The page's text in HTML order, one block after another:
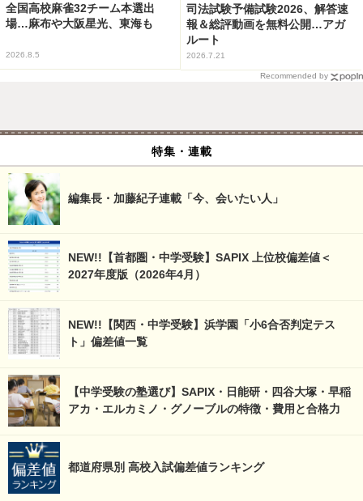
全国高校麻雀32チーム本選出
場…麻布や大阪星光、東海も
2026.8.5
司法試験予備試験2026、解答速
報＆総評動画を無料公開…アガ
ルート
2026.7.21
Recommended by
特集・連載
編集長・加藤紀子連載「今、会いたい人」
NEW!!【首都圏・中学受験】SAPIX 上位校偏差値＜
2027年度版（2026年4月）
NEW!!【関西・中学受験】浜学園「小6合否判定テス
ト」偏差値一覧
【中学受験の塾選び】SAPIX・日能研・四谷大塚・早稲
アカ・エルカミノ・グノーブルの特徴・費用と合格力
都道府県別 高校入試偏差値ランキング